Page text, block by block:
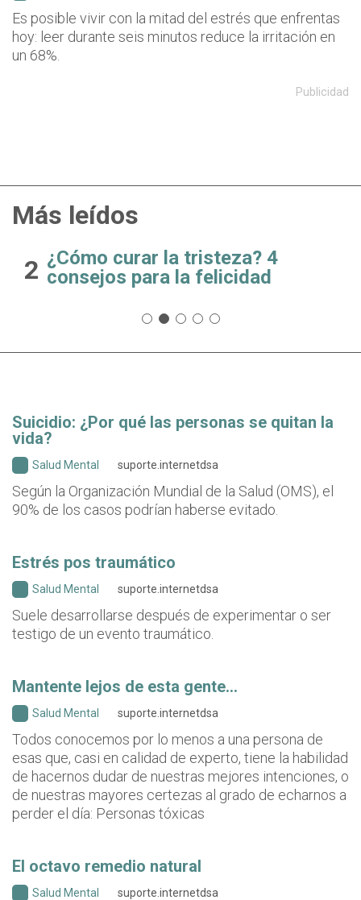
Es posible vivir con la mitad del estrés que enfrentas
hoy: leer durante seis minutos reduce la irritación en
un 68%.
Publicidad
Más leídos
2 ¿Cómo curar la tristeza? 4
consejos para la felicidad
Suicidio: ¿Por qué las personas se quitan la
vida?
Salud Mental suporte.internetdsa
Según la Organización Mundial de la Salud (OMS), el
90% de los casos podrían haberse evitado.
Estrés pos traumático
Salud Mental suporte.internetdsa
Suele desarrollarse después de experimentar o ser
testigo de un evento traumático.
Mantente lejos de esta gente…
Salud Mental suporte.internetdsa
Todos conocemos por lo menos a una persona de
esas que, casi en calidad de experto, tiene la habilidad
de hacernos dudar de nuestras mejores intenciones, o
de nuestras mayores certezas al grado de echarnos a
perder el día: Personas tóxicas
El octavo remedio natural
Salud Mental suporte.internetdsa